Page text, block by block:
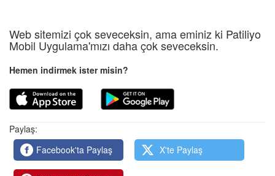
Web sitemizi çok seveceksin, ama eminiz ki Patiliyo
Mobil Uygulama'mızı daha çok seveceksin.
Hemen indirmek ister misin?
Paylaş:
Facebook'ta Paylaş
X'te Paylaş